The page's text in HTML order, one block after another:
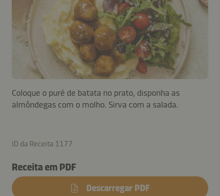
Coloque o puré de batata no prato, disponha as
almôndegas com o molho. Sirva com a salada.
ID da Receita 1177
Receita em PDF
Descarregar PDF